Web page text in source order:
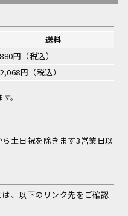
送料
880円（税込）
2,068円（税込）
。
土日祝を除きます3営業日以
、以下のリンク先をご確認